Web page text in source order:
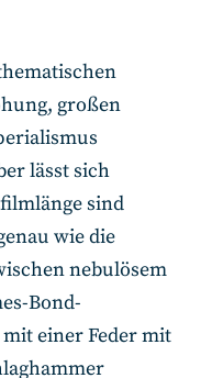
großen
lässt sich
sind
wie die
nebulösem
Bond-
einer Feder mit